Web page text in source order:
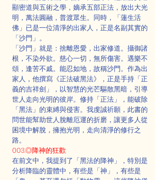
顯密道與五術之學，嫡承五部正法，放出大光
明，萬法圓融，普渡眾生。同時，「蓮生活
佛」已是一位清淨的出家人，正是名副其實的
「沙門」。
「沙門」就是：捨離恩愛，出家修道。攝御諸
根，不染外欲。慈心一切，無所傷害。遇樂不
頌，逢苦不戚。能忍如地，故稱沙門。作為出
家人，他撰寫《正法破黑法》，正是手持「正
義的吉祥劍」，以智慧的光芒驅散黑暗，引導
世人走向光明的彼岸。修持「正法」，能破除
「黑法」的束縛與侵害。我虔誠祈願，此書的
問世能幫助世人脫離厄運的折磨，讓更多人從
困境中解脫，擁抱光明，走向清淨的修行之
路。
003.◎降神的狂歡
在前文中，我提到了「黑法的降神」，特別是
分析降臨的靈體中，有些是「神」，有些是